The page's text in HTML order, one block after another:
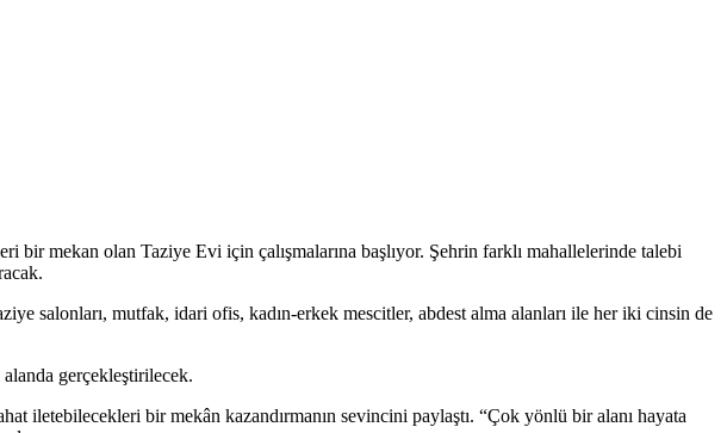
bir mekan olan Taziye Evi için çalışmalarına başlıyor. Şehrin farklı mahallelerinde talebi
salonları, mutfak, idari ofis, kadın-erkek mescitler, abdest alma alanları ile her iki cinsin de
gerçekleştirilecek.
iletebilecekleri bir mekân kazandırmanın sevincini paylaştı. “Çok yönlü bir alanı hayata